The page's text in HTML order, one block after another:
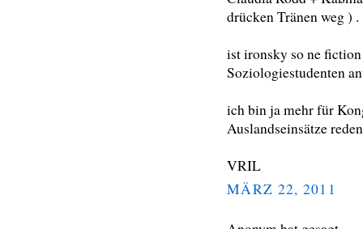
drücken Tränen weg ) .
ist ironsky so ne
Soziologiestudenten
ich bin ja mehr für
Auslandseinsätze
VRIL
MÄRZ 22, 2011